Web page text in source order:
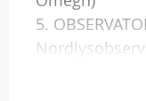
5.